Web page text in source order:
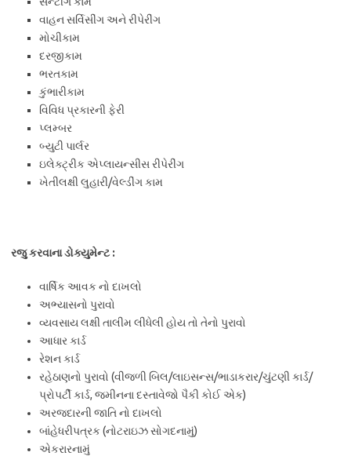
વાહન સર્વિસીંગ અને રીપેરીંગ
મોચીકામ
દરજીકામ
ભરતકામ
કુંભારીકામ
વિવિધ પ્રકારની ફેરી
પ્લમ્બર
બ્યુટી પાર્લર
ઇલેક્ટ્રીક એપ્લાયન્‍સીસ રીપેરીંગ
ખેતીલક્ષી લુહારી/વેલ્ડીંગ કામ
રજુ કરવાના ડોક્યુમેન્ટ :
વાર્ષિક આવક નો દાખલો
અભ્યાસનો પુરાવો
વ્યવસાય લક્ષી તાલીમ લીધેલી હોય તો તેનો પુરાવો
આધાર કાર્ડ
રેશન કાર્ડ
રહેઠાણનો પુરાવો (વીજળી બિલ/લાઇસન્સ/ભાડાકરાર/ચુંટણી કાર્ડ/
પ્રોપર્ટી કાર્ડ, જમીનના દસ્તાવેજો પૈકી કોઈ એક)
અરજદારની જાતિ નો દાખલો
બાંહેધરીપત્રક (નોટરાઇઝ સોગદનામું)
એકરારનામું